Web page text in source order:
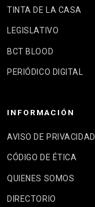
TINTA DE LA CASA
LEGISLATIVO
BCT BLOOD
PERIÓDICO DIGITAL
INFORMACIÓN
AVISO DE PRIVACIDAD
CÓDIGO DE ÉTICA
QUIENES SOMOS
DIRECTORIO